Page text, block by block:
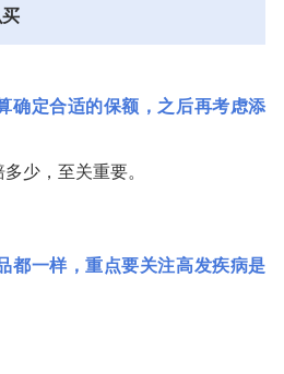
确定合适的保额，之后再考虑添
少，至关重要。
都一样，重点要关注高发疾病是